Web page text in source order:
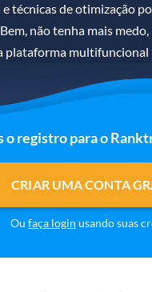
técnicas de otimização
não tenha mais
plataforma multifuncional
o registro para o
CRIAR UMA CONTA
Ou faça login usando suas